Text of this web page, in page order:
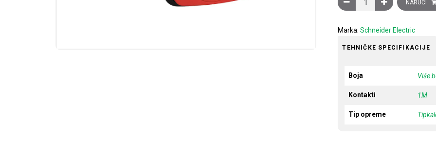
NARUČI
Marka:Schneider Electric
TEHNIČKE SPECIFIKACIJE
Boja Više
Kontakti 1M
Tip opreme